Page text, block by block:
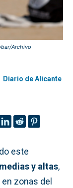
Archivo
Diario de Alicante
este
y altas,
zonas del